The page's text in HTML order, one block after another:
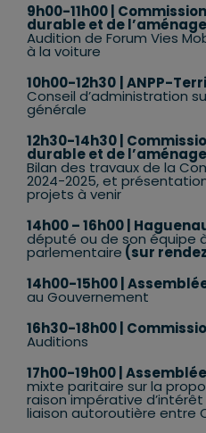
9h00-11h00|
durable et de
Audition de Forum Vies
à la voiture
10h00-12h30 | ANPP-
Conseil d’administration
générale
12h30-14h30|
durable et de
Bilan des travaux de la
2024-2025, et
projets à venir
14h00 – 16h00| Haguenau
député ou de son équipe
parlementaire (sur
14h00-15h00 |
au Gouvernement
16h30-18h00 |
Auditions
17h00-19h00 |
mixte paritaire sur la
raison impérative
liaison autoroutière entre